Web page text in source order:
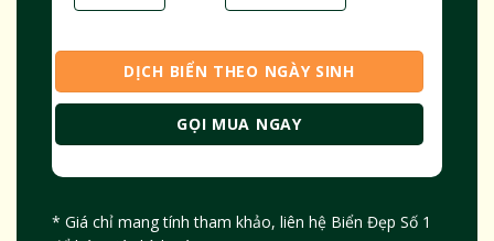
DỊCH BIỂN THEO NGÀY SINH
GỌI MUA NGAY
* Giá chỉ mang tính tham khảo, liên hệ Biển Đẹp Số 1